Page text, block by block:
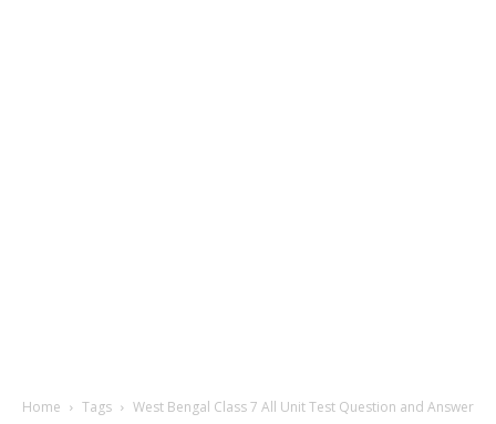
Home Tags West Bengal Class 7 All Unit Test Question and Answer